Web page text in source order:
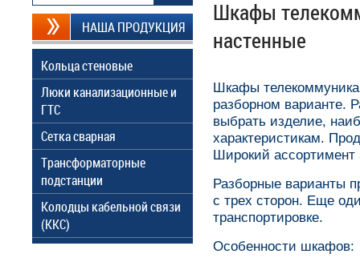
Шкафы
настенные
Шкафы
разборном варианте.
выбрать изделие,
характеристикам.
Широкий ассортимент
Разборные варианты
с трех сторон. Еще
транспортировке.
Особенности шкафов:
НАША ПРОДУКЦИЯ
Кольца стеновые
Люки канализационные и
ГТС
Сетка сварная
Трансформаторные
подстанции
Колодцы кабельной связи
(ККС)